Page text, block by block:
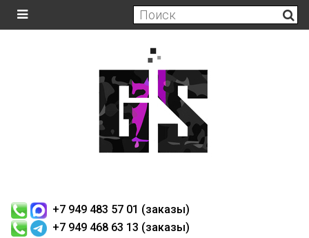
+7 949 483 57 01 (заказы)
+7 949 468 63 13 (заказы)